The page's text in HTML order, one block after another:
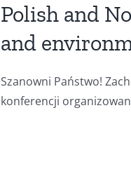
Polish and
and
Szanowni Państwo!
konferencji